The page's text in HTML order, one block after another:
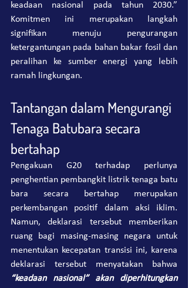
keadaan nasional pada tahun 2030.”
Komitmen ini merupakan langkah
signifikan menuju pengurangan
ketergantungan pada bahan bakar fosil dan
peralihan ke sumber energi yang lebih
ramah lingkungan.
Tantangan dalam Mengurangi
Tenaga Batubara secara
bertahap
Pengakuan G20 terhadap perlunya
penghentian pembangkit listrik tenaga batu
bara secara bertahap merupakan
perkembangan positif dalam aksi iklim.
Namun, deklarasi tersebut memberikan
ruang bagi masing-masing negara untuk
menentukan kecepatan transisi ini, karena
“keadaan nasional” akan diperhitungkan